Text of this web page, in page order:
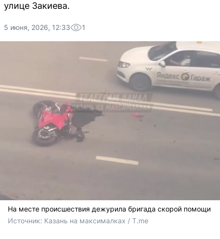
улице Закиева.
5 июня, 2026, 12:33 1
На месте происшествия дежурила бригада скорой помощи
Источник: Казань на максималках / T.me